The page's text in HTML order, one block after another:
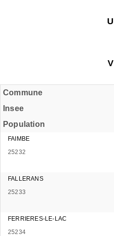
U
V
Commune
Insee
Population
FAIMBE
25232
FALLERANS
25233
FERRIERES-LE-LAC
25234